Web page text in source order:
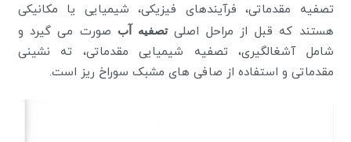
تصفیه مقدماتی، فرآیندهای فیزیکی، شیمیایی یا مکانیکی
هستند که قبل از مراحل اصلیتصفیه آب صورت می گیرد و
شامل آشغالگیری، تصفیه شیمیایی مقدماتی، ته نشینی
مقدماتی و استفاده از صافی های مشبک سوراخ ریز است.